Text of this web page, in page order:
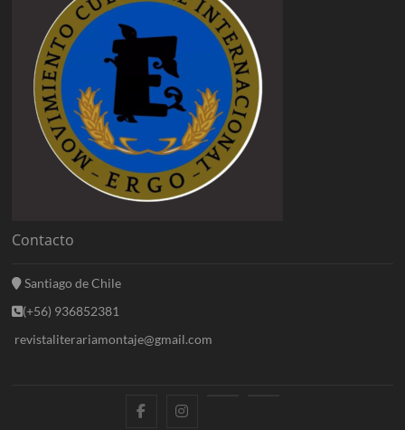
Contacto
Santiago de Chile
(+56) 936852381
revistaliterariamontaje@gmail.com